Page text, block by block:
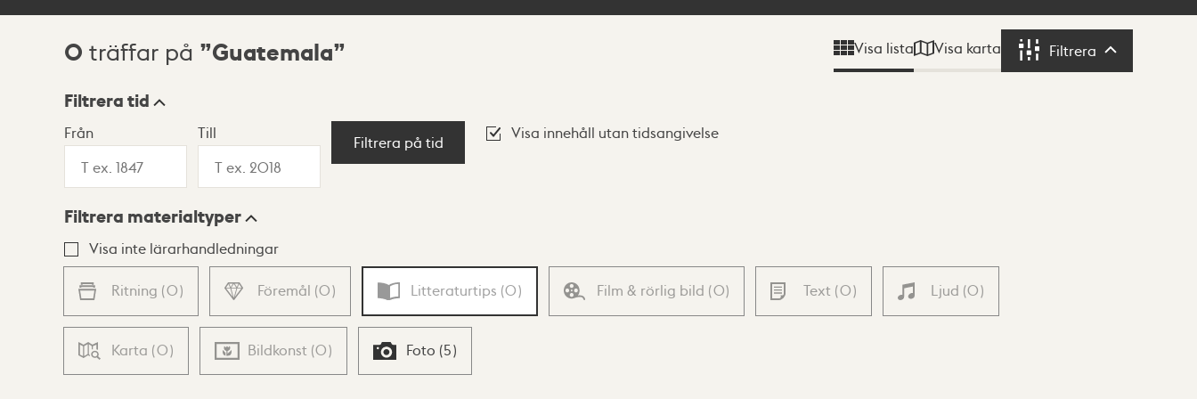
Sökresultat
0 träffar på Guatemala Visa lista Visa karta Filtrera Filtrera
Visningsläge
Lista Karta
Filtrera tid
Från Till
Filtrera på tid
Visa innehåll utan tidsangivelse
Filtrera materialtyper
Visa inte lärarhandledningar
Ritning (0) Föremål (0) Litteraturtips (0) Film & rörlig bild (0) Text (0) Ljud (0)
Karta (0) Bildkonst (0) Foto (5)